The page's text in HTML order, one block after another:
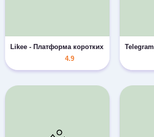
Likee - Платформа коротких видео
4.9
Telegram